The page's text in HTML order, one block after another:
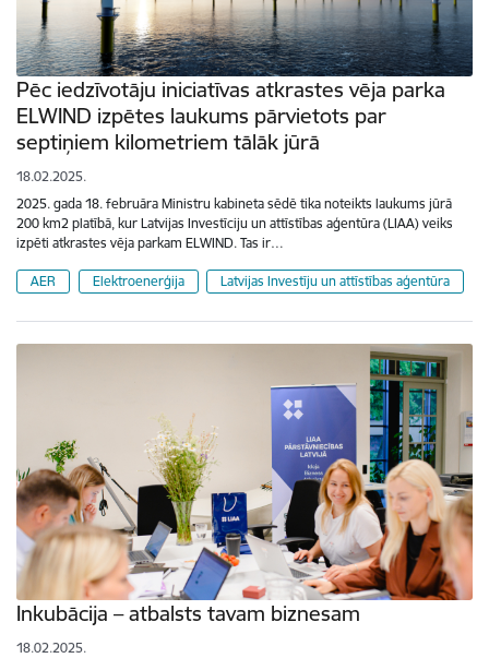
Pēc iedzīvotāju iniciatīvas atkrastes vēja parka
ELWIND izpētes laukums pārvietots par
septiņiem kilometriem tālāk jūrā
18.02.2025.
2025. gada 18. februāra Ministru kabineta sēdē tika noteikts laukums jūrā
200 km2 platībā, kur Latvijas Investīciju un attīstības aģentūra (LIAA) veiks
izpēti atkrastes vēja parkam ELWIND. Tas ir…
AER Elektroenerģija Latvijas Investīju un attīstības aģentūra
Inkubācija – atbalsts tavam biznesam
18.02.2025.